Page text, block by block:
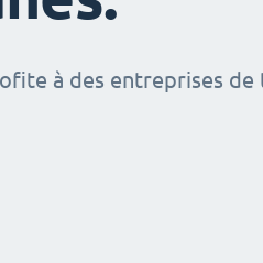
à des entreprises de